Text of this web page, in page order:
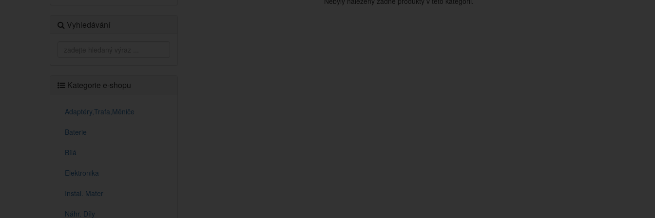
Vyhledávání
Kategorie e-shopu
Adaptéry,Trafa,Měniče
Baterie
Bílá
Elektronika
Instal. Mater
Náhr. Díly